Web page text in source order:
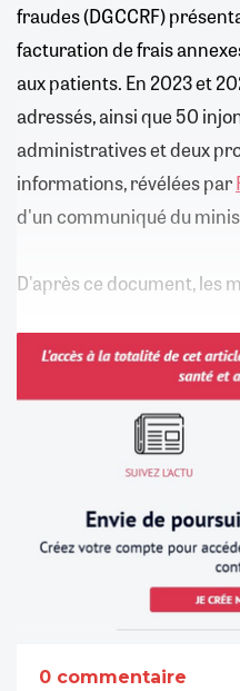
fraudes (DGCCRF)
facturation de frais
aux patients. En 2023 et
adressés, ainsi que 50
administratives et deux
informations, révélées par
d'un communiqué du
D'après ce document, les
0 commentaire